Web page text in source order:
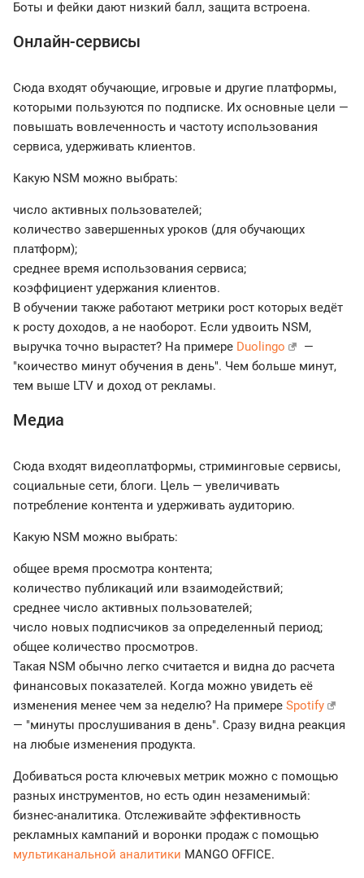
Боты и фейки дают низкий балл, защита встроена.
Онлайн-сервисы
Сюда входят обучающие, игровые и другие платформы,
которыми пользуются по подписке. Их основные цели —
повышать вовлеченность и частоту использования
сервиса, удерживать клиентов.
Какую NSM можно выбрать:
число активных пользователей;
количество завершенных уроков (для обучающих
платформ);
среднее время использования сервиса;
коэффициент удержания клиентов.
В обучении также работают метрики рост которых ведёт
к росту доходов, а не наоборот. Если удвоить NSM,
выручка точно вырастет? На примере Duolingo
—
"коичество минут обучения в день". Чем больше минут,
тем выше LTV и доход от рекламы.
Медиа
Сюда входят видеоплатформы, стриминговые сервисы,
социальные сети, блоги. Цель — увеличивать
потребление контента и удерживать аудиторию.
Какую NSM можно выбрать:
общее время просмотра контента;
количество публикаций или взаимодействий;
среднее число активных пользователей;
число новых подписчиков за определенный период;
общее количество просмотров.
Такая NSM обычно легко считается и видна до расчета
финансовых показателей. Когда можно увидеть её
изменения менее чем за неделю? На примере Spotify
— "минуты прослушивания в день". Сразу видна реакция
на любые изменения продукта.
Добиваться роста ключевых метрик можно с помощью
разных инструментов, но есть один незаменимый:
бизнес-аналитика. Отслеживайте эффективность
рекламных кампаний и воронки продаж с помощью
мультиканальной аналитики MANGO OFFICE.